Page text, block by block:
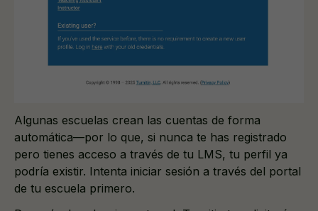
Algunas escuelas crean las cuentas de forma
automática—por lo que, si nunca te has registrado
pero tienes acceso a través de tu LMS, tu perfil ya
podría existir. Intenta iniciar sesión a través del portal
de tu escuela primero.